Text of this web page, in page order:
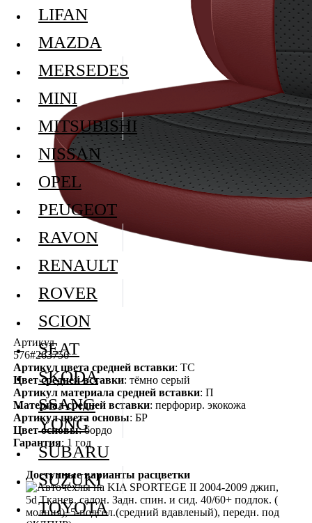
Артикул
576#263756
Артикул цвета средней вставки: ТС
Цвет средней вставки: тёмно серый
Артикул материала средней вставки: П
Материал средней вставки: перфорир. экокожа
Артикул цвета основы: БР
Цвет основы: бордо
Гарантия: 1 год
Доступные варианты расцветки
LIFAN
MAZDA
MERSEDES
MINI
MITSUBISHI
NISSAN
OPEL
PEUGEOT
RAVON
RENAULT
ROVER
SCION
SEAT
SKODA
SSANG
YONG
SUBARU
SUZUKI
TOYOTA